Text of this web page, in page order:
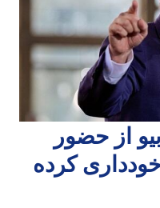
از حضور
کرده